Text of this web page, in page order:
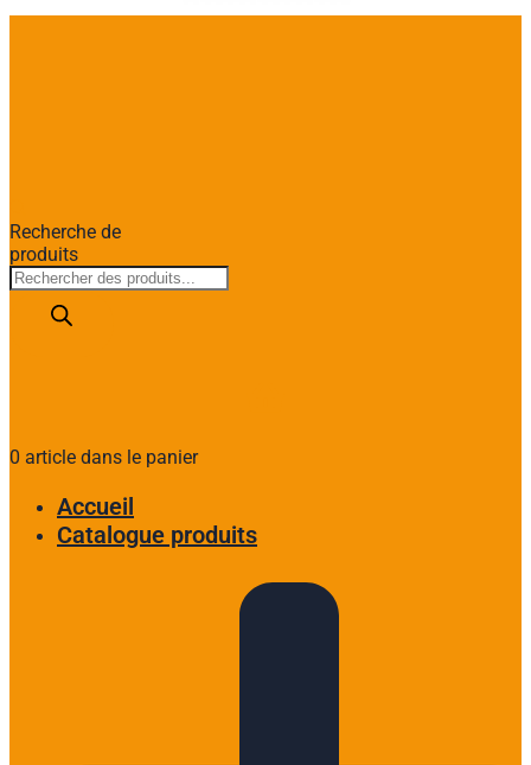
Recherche de
produits
0 article dans le panier
Accueil
Catalogue produits